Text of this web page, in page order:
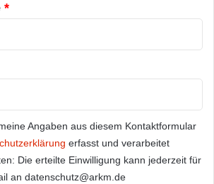
*
Angaben aus diesem Kontaktformular
erfasst und verarbeitet
Die erteilte Einwilligung kann jederzeit für
an datenschutz@arkm.de